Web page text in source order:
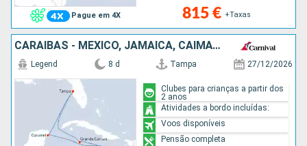
Pague em 4X 815 € +Taxas
CARAIBAS - MEXICO, JAMAICA, CAIMÃO (ILHAS), ESTADOS UNIDOS
Legend 8 d Tampa 27/12/2026
Clubes para crianças a partir dos
2 anos
Atividades a bordo incluídas:
Voos disponíveis
Pensão completa